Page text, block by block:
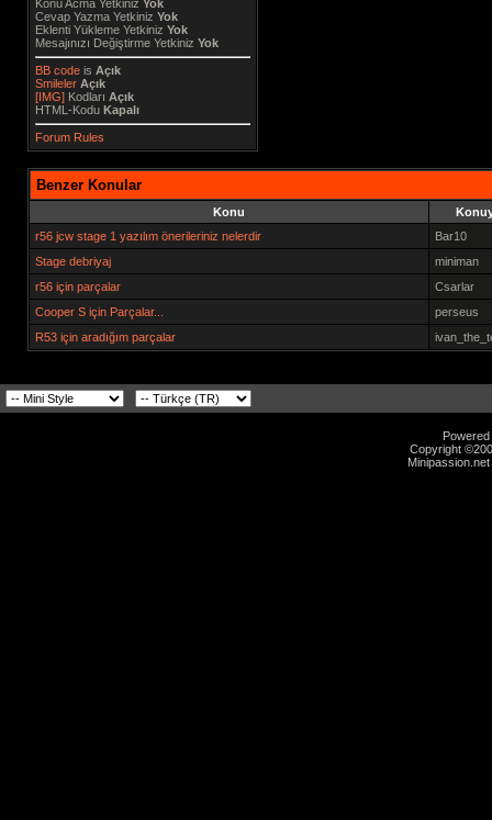
Konu Acma Yetkiniz Yok
Cevap Yazma Yetkiniz Yok
Eklenti Yükleme Yetkiniz Yok
Mesajınızı Değiştirme Yetkiniz Yok
BB code is Açık
Smileler Açık
[IMG] Kodları Açık
HTML-Kodu Kapalı
Forum Rules
Benzer Konular
Konu
r56 jcw stage 1 yazılım önerileriniz nelerdir
Bar10
Stage debriyaj
miniman
r56 için parçalar
Csarlar
Cooper S için Parçalar...
perseus
R53 için aradığım parçalar
Copyright